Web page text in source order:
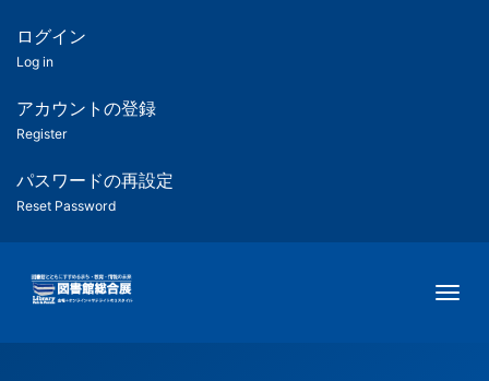
ツ
匿
名
ユ
ー
ー
用
メ
ログイン
Log in
アカウントの登録
Register
パスワードの再設定
Reset Password